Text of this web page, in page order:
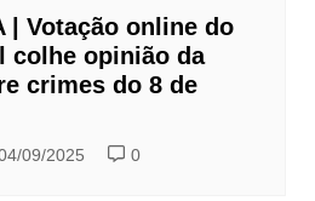
| Votação online do
colhe opinião da
crimes do 8 de
09/2025 0